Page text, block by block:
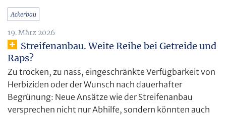
Ackerbau
19. März 2026
Streifenanbau. Weite Reihe bei Getreide und
Raps?
Zu trocken, zu nass, eingeschränkte Verfügbarkeit von
Herbiziden oder der Wunsch nach dauerhafter
Begrünung: Neue Ansätze wie der Streifenanbau
versprechen nicht nur Abhilfe, sondern könnten auch